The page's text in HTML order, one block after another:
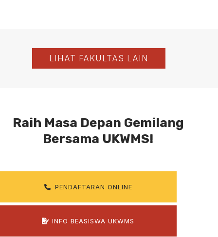
LIHAT FAKULTAS LAIN
Raih Masa Depan Gemilang
Bersama UKWMS!
PENDAFTARAN ONLINE
INFO BEASISWA UKWMS